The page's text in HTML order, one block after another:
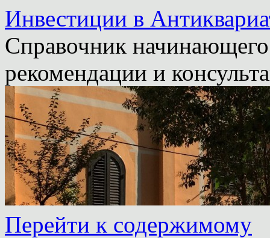
Инвестиции в
Справочник
рекомендации и
Перейти к содержимому